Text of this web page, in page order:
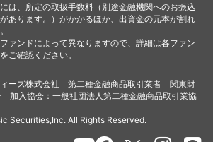
は、所定の取扱手数料（別途金融機関へのお振込
あります。）がかかるほか、出資金の元本が割れ
ァンドによって異なりますので、詳細は各ファン
ご確認ください。
ィーズ株式会社 第二種金融商品取引業者 関東財
加入協会：一般社団法人第二種金融商品取引業協
Securities,Inc. All Rights Reserved.